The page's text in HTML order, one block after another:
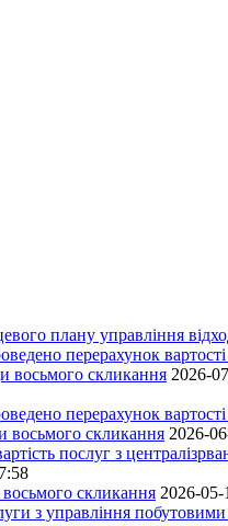
плану управління
перерахунок вартості
восьмого скликання 2026-
перерахунок вартості
восьмого скликання 2026-
послуг з
восьмого скликання 2026-05-
з управління